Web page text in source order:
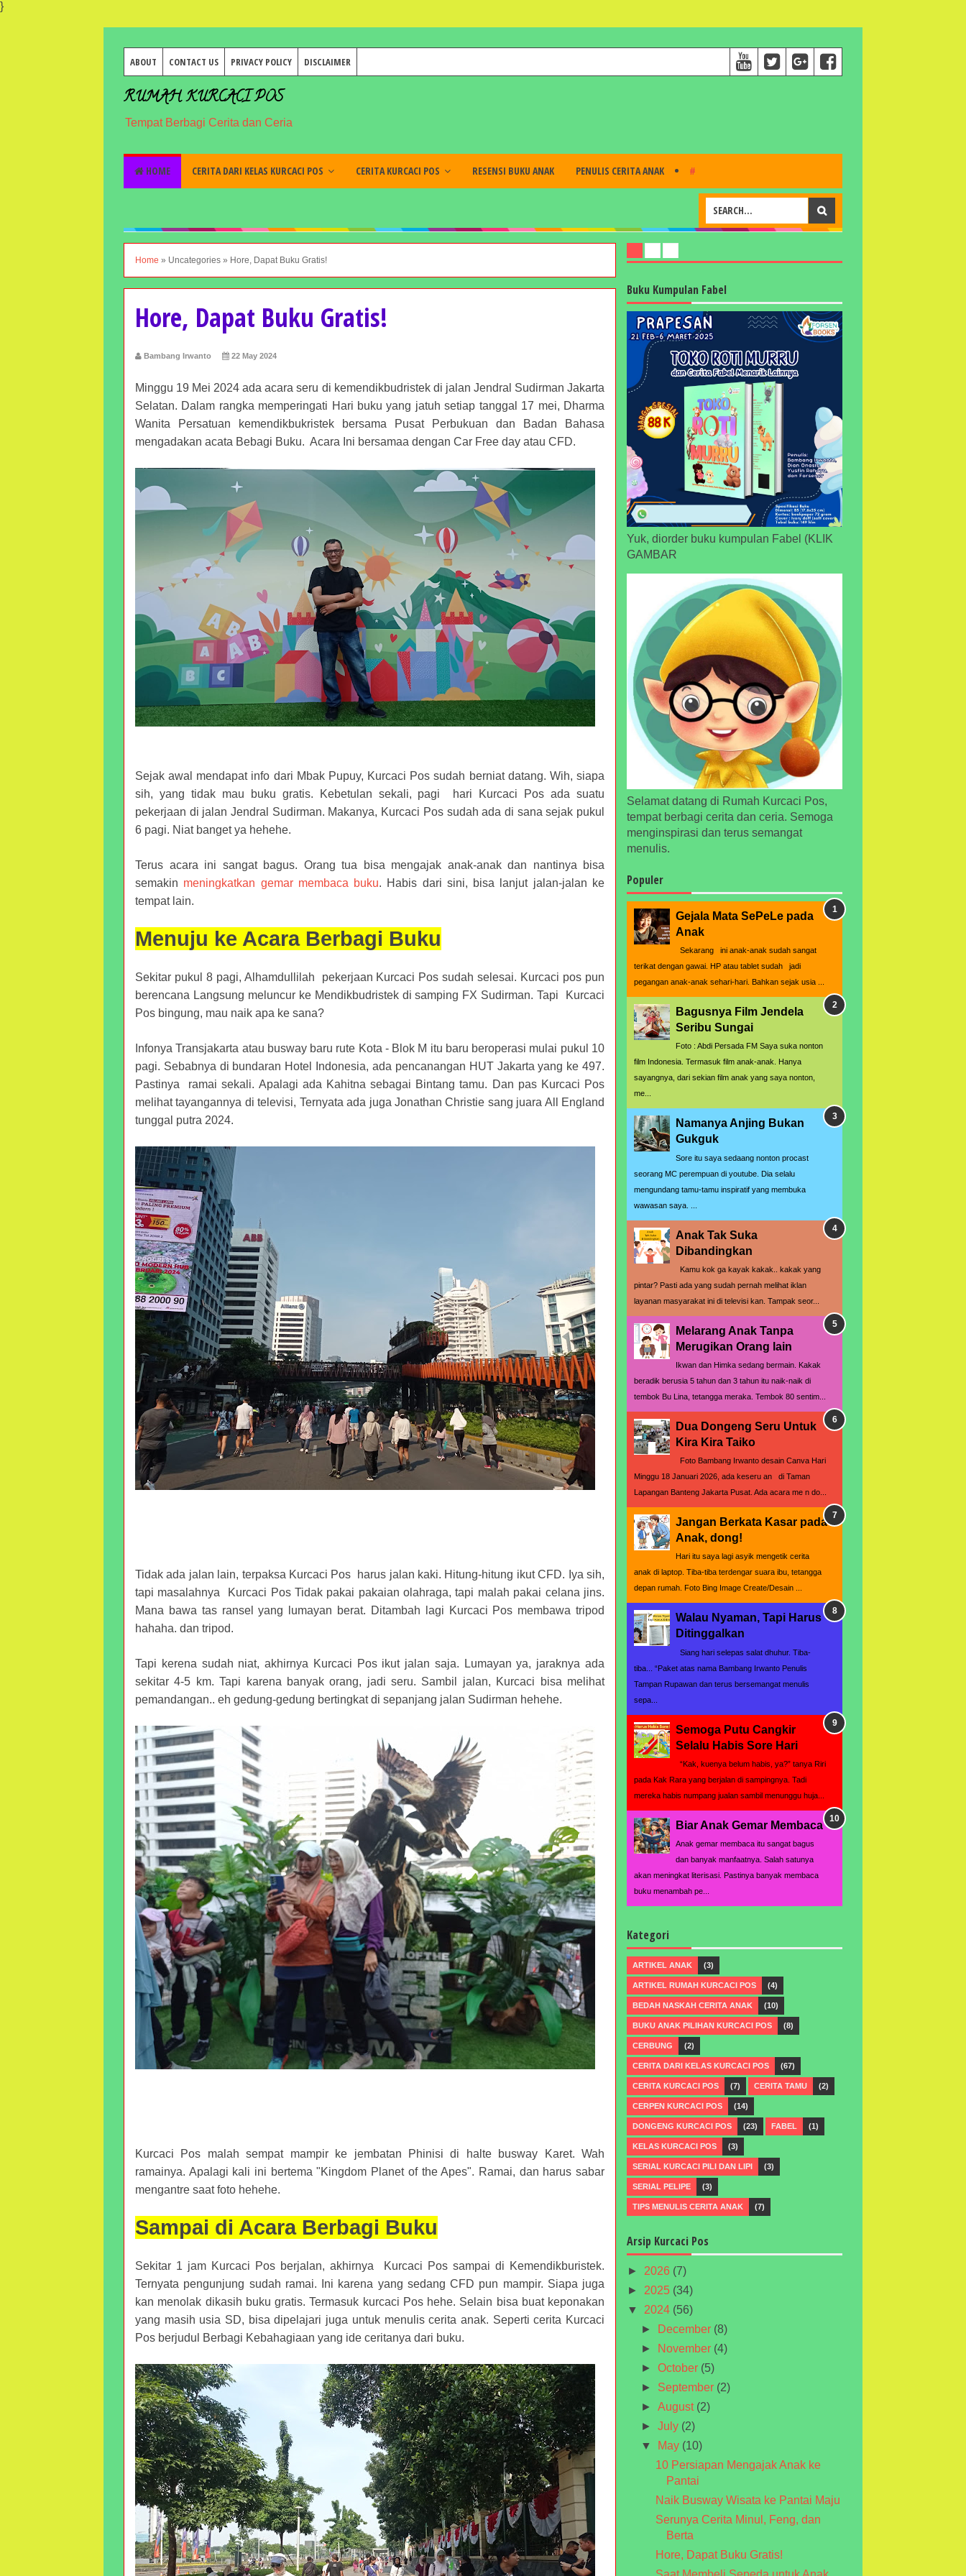
}
ABOUT CONTACT US PRIVACY POLICY DISCLAIMER
RUMAH KURCACI POS
Tempat Berbagi Cerita dan Ceria
HOME CERITA DARI KELAS KURCACI POS CERITA KURCACI POS RESENSI BUKU ANAK PENULIS CERITA ANAK #
Home » Uncategories » Hore, Dapat Buku Gratis!
Hore, Dapat Buku Gratis!
Bambang Irwanto 22 May 2024
Minggu 19 Mei 2024 ada acara seru di kemendikbudristek di jalan Jendral Sudirman Jakarta
Selatan. Dalam rangka memperingati Hari buku yang jatuh setiap tanggal 17 mei, Dharma
Wanita Persatuan kemendikbukristek bersama Pusat Perbukuan dan Badan Bahasa
mengadakan acata Bebagi Buku. Acara Ini bersamaa dengan Car Free day atau CFD.
Sejak awal mendapat info dari Mbak Pupuy, Kurcaci Pos sudah berniat datang. Wih, siapa
sih, yang tidak mau buku gratis. Kebetulan sekali, pagi hari Kurcaci Pos ada suatu
pekerjaan di jalan Jendral Sudirman. Makanya, Kurcaci Pos sudah ada di sana sejak pukul
6 pagi. Niat banget ya hehehe.
Terus acara ini sangat bagus. Orang tua bisa mengajak anak-anak dan nantinya bisa
semakin meningkatkan gemar membaca buku. Habis dari sini, bisa lanjut jalan-jalan ke
tempat lain.
Menuju ke Acara Berbagi Buku
Sekitar pukul 8 pagi, Alhamdullilah pekerjaan Kurcaci Pos sudah selesai. Kurcaci pos pun
berencana Langsung meluncur ke Mendikbudristek di samping FX Sudirman. Tapi Kurcaci
Pos bingung, mau naik apa ke sana?
Infonya Transjakarta atau busway baru rute Kota - Blok M itu baru beroperasi mulai pukul 10
pagi. Sebabnya di bundaran Hotel Indonesia, ada pencanangan HUT Jakarta yang ke 497.
Pastinya ramai sekali. Apalagi ada Kahitna sebagai Bintang tamu. Dan pas Kurcaci Pos
melihat tayangannya di televisi, Ternyata ada juga Jonathan Christie sang juara All England
tunggal putra 2024.
Tidak ada jalan lain, terpaksa Kurcaci Pos harus jalan kaki. Hitung-hitung ikut CFD. Iya sih,
tapi masalahnya Kurcaci Pos Tidak pakai pakaian olahraga, tapi malah pakai celana jins.
Mana bawa tas ransel yang lumayan berat. Ditambah lagi Kurcaci Pos membawa tripod
hahaha. dan tripod.
Tapi kerena sudah niat, akhirnya Kurcaci Pos ikut jalan saja. Lumayan ya, jaraknya ada
sekitar 4-5 km. Tapi karena banyak orang, jadi seru. Sambil jalan, Kurcaci bisa melihat
pemandangan.. eh gedung-gedung bertingkat di sepanjang jalan Sudirman hehehe.
Kurcaci Pos malah sempat mampir ke jembatan Phinisi di halte busway Karet. Wah
ramainya. Apalagi kali ini bertema "Kingdom Planet of the Apes". Ramai, dan harus sabar
mengantre saat foto hehehe.
Sampai di Acara Berbagi Buku
Sekitar 1 jam Kurcaci Pos berjalan, akhirnya Kurcaci Pos sampai di Kemendikburistek.
Ternyata pengunjung sudah ramai. Ini karena yang sedang CFD pun mampir. Siapa juga
kan menolak dikasih buku gratis. Termasuk kurcaci Pos hehe. Selain bisa buat keponakan
yang masih usia SD, bisa dipelajari juga untuk menulis cerita anak. Seperti cerita Kurcaci
Pos berjudul Berbagi Kebahagiaan yang ide ceritanya dari buku.
Buku Kumpulan Fabel
Yuk, diorder buku kumpulan Fabel (KLIK
GAMBAR
Selamat datang di Rumah Kurcaci Pos,
tempat berbagi cerita dan ceria. Semoga
menginspirasi dan terus semangat
menulis.
Populer
Gejala Mata SePeLe pada
Anak
Sekarang ini anak-anak sudah sangat
terikat dengan gawai. HP atau tablet sudah jadi
pegangan anak-anak sehari-hari. Bahkan sejak usia ...
Bagusnya Film Jendela
Seribu Sungai
Foto : Abdi Persada FM Saya suka nonton
film Indonesia. Termasuk film anak-anak. Hanya
sayangnya, dari sekian film anak yang saya nonton,
me...
Namanya Anjing Bukan
Gukguk
Sore itu saya sedaang nonton procast
seorang MC perempuan di youtube. Dia selalu
mengundang tamu-tamu inspiratif yang membuka
wawasan saya. ...
Anak Tak Suka
Dibandingkan
Kamu kok ga kayak kakak.. kakak yang
pintar? Pasti ada yang sudah pernah melihat iklan
layanan masyarakat ini di televisi kan. Tampak seor...
Melarang Anak Tanpa
Merugikan Orang lain
Ikwan dan Himka sedang bermain. Kakak
beradik berusia 5 tahun dan 3 tahun itu naik-naik di
tembok Bu Lina, tetangga meraka. Tembok 80 sentim...
Dua Dongeng Seru Untuk
Kira Kira Taiko
Foto Bambang Irwanto desain Canva Hari
Minggu 18 Januari 2026, ada keseru an di Taman
Lapangan Banteng Jakarta Pusat. Ada acara me n do...
Jangan Berkata Kasar pada
Anak, dong!
Hari itu saya lagi asyik mengetik cerita
anak di laptop. Tiba-tiba terdengar suara ibu, tetangga
depan rumah. Foto Bing Image Create/Desain ...
Walau Nyaman, Tapi Harus
Ditinggalkan
Siang hari selepas salat dhuhur. Tiba-
tiba... “Paket atas nama Bambang Irwanto Penulis
Tampan Rupawan dan terus bersemangat menulis
sepa...
Semoga Putu Cangkir
Selalu Habis Sore Hari
“Kak, kuenya belum habis, ya?” tanya Riri
pada Kak Rara yang berjalan di sampingnya. Tadi
mereka habis numpang jualan sambil menunggu huja...
Biar Anak Gemar Membaca
Anak gemar membaca itu sangat bagus
dan banyak manfaatnya. Salah satunya
akan meningkat literisasi. Pastinya banyak membaca
buku menambah pe...
Kategori
ARTIKEL ANAK (3)
ARTIKEL RUMAH KURCACI POS (4)
BEDAH NASKAH CERITA ANAK (10)
BUKU ANAK PILIHAN KURCACI POS (8)
CERBUNG (2)
CERITA DARI KELAS KURCACI POS (67)
CERITA KURCACI POS (7) CERITA TAMU (2)
CERPEN KURCACI POS (14)
DONGENG KURCACI POS (23) FABEL (1)
KELAS KURCACI POS (3)
SERIAL KURCACI PILI DAN LIPI (3)
SERIAL PELIPE (3)
TIPS MENULIS CERITA ANAK (7)
Arsip Kurcaci Pos
► 2026 (7)
► 2025 (34)
▼ 2024 (56)
►
December (8)
►
November (4)
►October (5)
► September (2)
►August (2)
►July (2)
▼
May (10)
10 Persiapan Mengajak Anak ke
Pantai
Naik Busway Wisata ke Pantai Maju
Serunya Cerita Minul, Feng, dan
Berta
Hore, Dapat Buku Gratis!